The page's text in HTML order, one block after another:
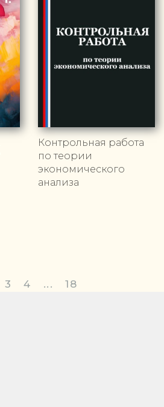
Контрольная работа
по теории
экономического
анализа
3 4 ... 18